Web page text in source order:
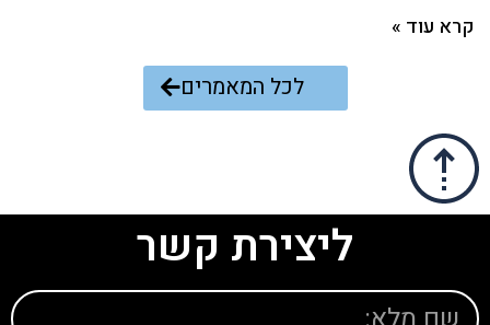
קרא עוד »
לכל המאמרים
ליצירת קשר